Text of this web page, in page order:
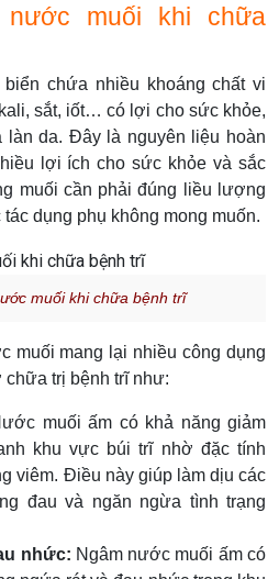
nước muối khi chữa
chứa nhiều khoáng chất vi
sắt, iốt… có lợi cho sức khỏe,
làn da. Đây là nguyên liệu hoàn
lợi ích cho sức khỏe và sắc
muối cần phải đúng liều lượng
dụng phụ không mong muốn.
muối khi chữa bệnh trĩ
muối mang lại nhiều công dụng
trị bệnh trĩ như:
muối ấm có khả năng giảm
khu vực búi trĩ nhờ đặc tính
viêm. Điều này giúp làm dịu các
đau và ngăn ngừa tình trạng
nhức: Ngâm nước muối ấm có